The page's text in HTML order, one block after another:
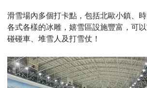
滑雪場內多個打卡點，包括北歐小鎮、
各式各樣的冰雕，嬉雪區設施豐富，可
碰碰車、堆雪人及打雪仗！